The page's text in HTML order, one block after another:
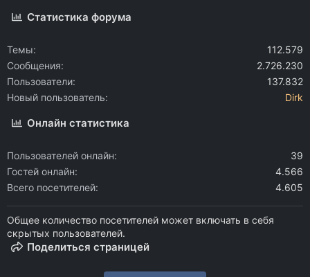
Статистика форума
Темы
112.579
Сообщения
2.726.230
Пользователи
137.832
Новый пользователь
Dirk
Онлайн статистика
Пользователей онлайн
39
Гостей онлайн
4.566
Всего посетителей
4.605
Общее количество посетителей может включать в себя
скрытых пользователей.
Поделиться страницей